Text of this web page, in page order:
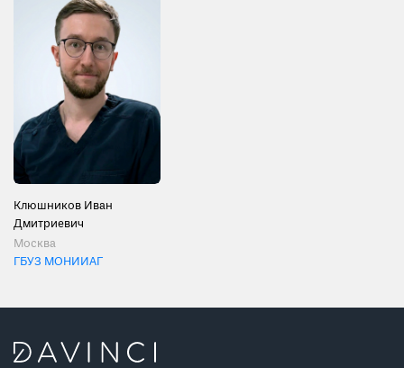
Клюшников Иван
Дмитриевич
Москва
ГБУЗ МОНИИАГ